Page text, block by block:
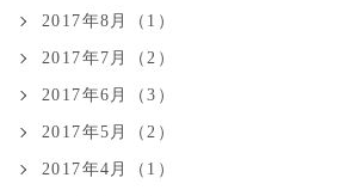
2017年8月（1）
2017年7月（2）
2017年6月（3）
2017年5月（2）
2017年4月（1）